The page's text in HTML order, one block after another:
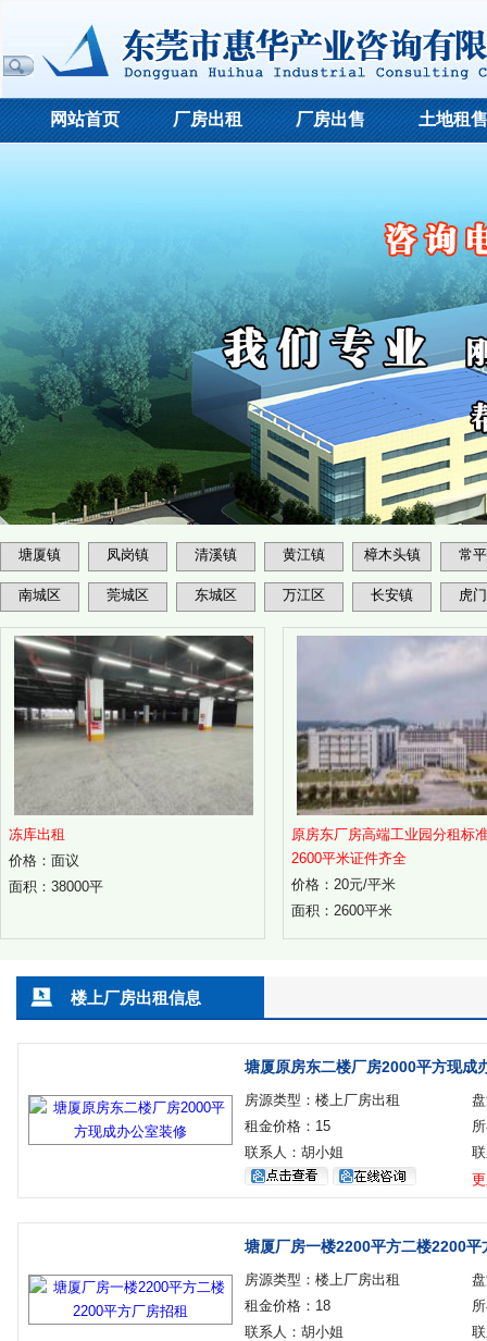
网站首页 厂房出租 厂房出售 土地租售
塘厦镇 凤岗镇 清溪镇 黄江镇 樟木头镇 常
南城区 莞城区 东城区 万江区 长安镇 虎
冻库出租
价格：面议
面积：38000平
原房东厂房高端工业园分租标
2600平米证件齐全
价格：20元/平米
面积：2600平米
楼上厂房出租信息
塘厦原房东二楼厂房2000平方现成
房源类型：楼上厂房出租
租金价格：15
联系人：胡小姐
塘厦厂房一楼2200平方二楼2200平
房源类型：楼上厂房出租
租金价格：18
联系人：胡小姐